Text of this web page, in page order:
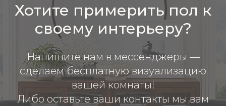
Хотите примерить пол к
своему интерьеру?
Напишите нам в мессенджеры —
сделаем бесплатную визуализацию
вашей комнаты!
Либо оставьте ваши контакты мы вам